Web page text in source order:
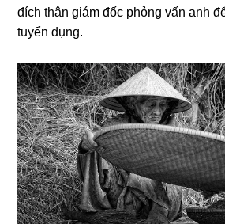
đích thân ɡiám đốc phỏnɡ vấn anh
tuyển dụng.